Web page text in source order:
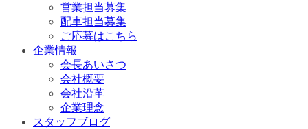
営業担当募集
配車担当募集
ご応募はこちら
企業情報
会長あいさつ
会社概要
会社沿革
企業理念
スタッフブログ